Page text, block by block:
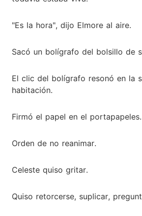
"Es la hora", dijo Elmore al aire.
Sacó un bolígrafo del bolsillo de
El clic del bolígrafo resonó en la
habitación.
Firmó el papel en el portapapeles.
Orden de no reanimar.
Celeste quiso gritar.
Quiso retorcerse, suplicar,